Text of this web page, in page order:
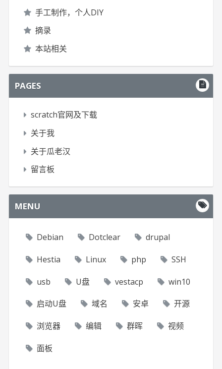
手工制作，个人DIY
摘录
本站相关
PAGES
scratch官网及下载
关于我
关于瓜老汉
留言板
MENU
Debian Dotclear drupal
Hestia Linux php SSH
usb U盘 vestacp win10
启动U盘 域名 安卓 开源
浏览器 编辑 群晖 视频
面板